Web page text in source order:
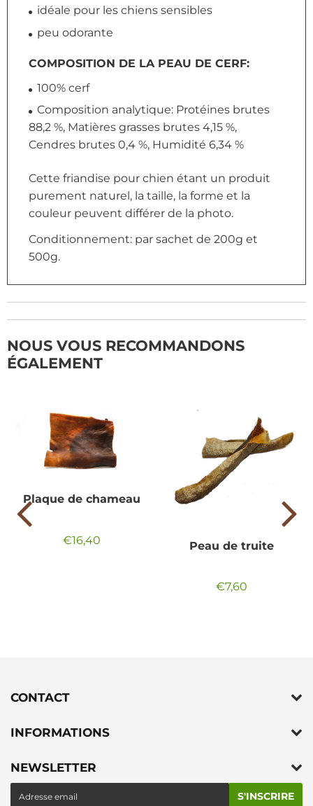
idéale pour les chiens sensibles
peu odorante
COMPOSITION DE LA PEAU DE CERF:
100% cerf
Composition analytique: Protéines brutes
88,2 %, Matières grasses brutes 4,15 %,
Cendres brutes 0,4 %, Humidité 6,34 %
Cette friandise pour chien étant un produit
purement naturel, la taille, la forme et la
couleur peuvent différer de la photo.
Conditionnement: par sachet de 200g et
500g.
NOUS VOUS RECOMMANDONS
ÉGALEMENT
Plaque de chameau
Prix
€16,40 Peau de truite
Prix
€7,60
CONTACT
INFORMATIONS
NEWSLETTER
mail
S'INSCRIRE